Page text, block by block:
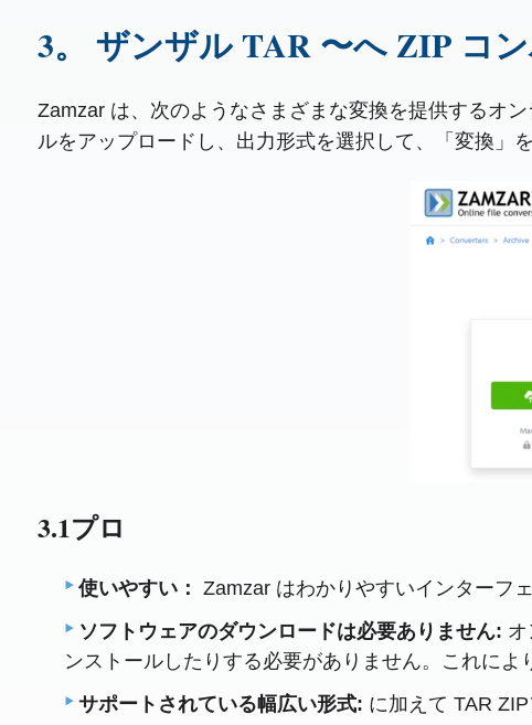
3。 ザンザル TAR 〜へ ZIP コ
Zamzar は、次のようなさまざまな変換を提供するオ
ルをアップロードし、出力形式を選択して、「変換」
3.1プロ
使いやすい： Zamzar はわかりやすいインターフ
ソフトウェアのダウンロードは必要ありません:
ンストールしたりする必要がありません。これによ
サポートされている幅広い形式: に加えて TAR